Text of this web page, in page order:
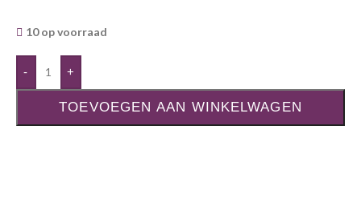
10 op voorraad
- +
TOEVOEGEN AAN WINKELWAGEN